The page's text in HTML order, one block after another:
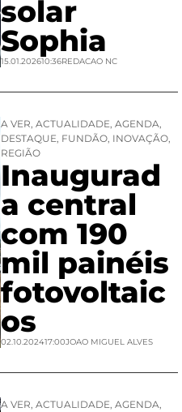
solar
Sophia
15.01.202610:36REDACAO NC
A VER, ACTUALIDADE, AGENDA,
DESTAQUE, FUNDÃO, INOVAÇÃO,
REGIÃO
Inaugurad
a central
com 190
mil painéis
fotovoltaic
os
02.10.202417:00JOAO MIGUEL ALVES
A VER, ACTUALIDADE, AGENDA,